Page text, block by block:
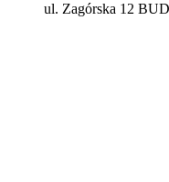
ul. Zagórska 12